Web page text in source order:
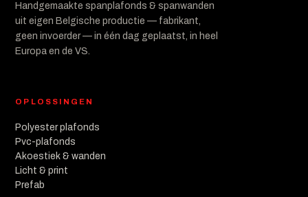
Handgemaakte spanplafonds & spanwanden
uit eigen Belgische productie — fabrikant,
geen invoerder — in één dag geplaatst, in heel
Europa en de VS.
OPLOSSINGEN
Polyester plafonds
Pvc-plafonds
Akoestiek & wanden
Licht & print
Prefab